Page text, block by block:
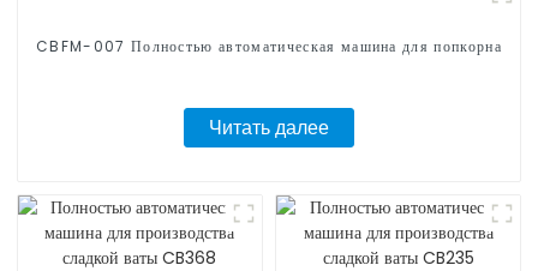
CBFM-007 Полностью автоматическая машина для попкорна
Читать далее